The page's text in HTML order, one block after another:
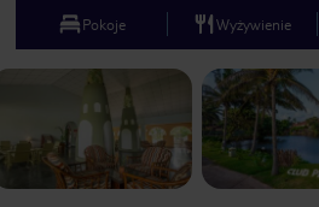
Pokoje Wyżywienie
Wyjątkowy
Byliśmy w bungalowie, pokój